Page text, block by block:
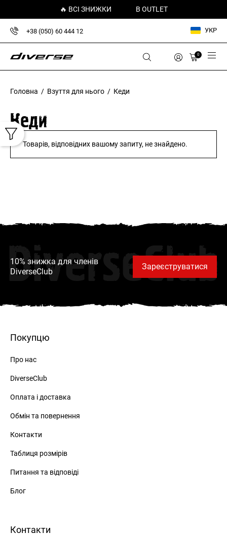
🔥 ВСІ ЗНИЖКИ В OUTLET
+38 (050) 60 444 12 УКР
0
Головна / Взуття для нього / Кеди
Кеди
Товарів, відповідних вашому запиту, не знайдено.
10% знижка для членів
DiverseClub
DiverseClub
Зареєструватися
Покупцю
Про нас
DiverseClub
Оплата і доставка
Обмін та повернення
Контакти
Таблиця розмірів
Питання та відповіді
Блог
Контакти
Forgot Password?
ЗАБУЛИ ПАРОЛЬ?
Remember Password?
ВІДНОВЛЕННЯ ПАРОЛЮ